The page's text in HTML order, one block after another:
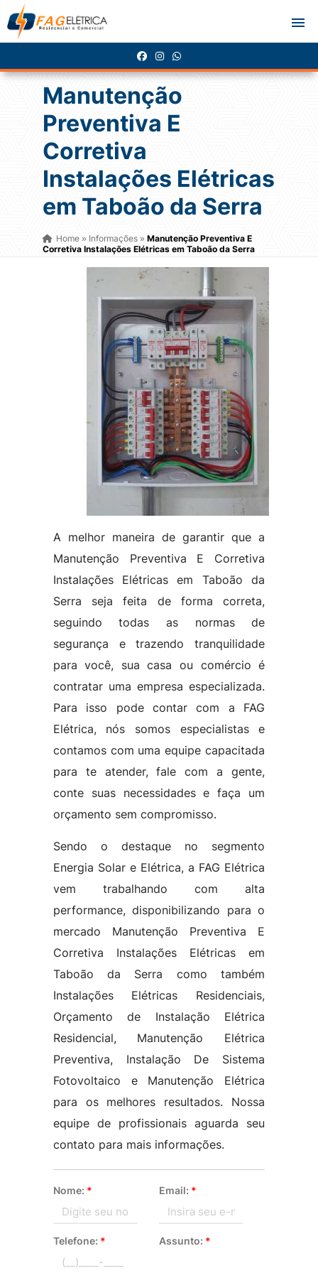
Manutenção
Preventiva E
Corretiva
Instalações Elétricas
em Taboão da Serra
Home» Informações » Manutenção Preventiva E
Corretiva Instalações Elétricas em Taboão da Serra
A melhor maneira de garantir que a
Manutenção Preventiva E Corretiva
Instalações Elétricas em Taboão da
Serra seja feita de forma correta,
seguindo todas as normas de
segurança e trazendo tranquilidade
para você, sua casa ou comércio é
contratar uma empresa especializada.
Para isso pode contar com a FAG
Elétrica, nós somos especialistas e
contamos com uma equipe capacitada
para te atender, fale com a gente,
conte suas necessidades e faça um
orçamento sem compromisso.
Sendo o destaque no segmento
Energia Solar e Elétrica, a FAG Elétrica
vem trabalhando com alta
performance, disponibilizando para o
mercado Manutenção Preventiva E
Corretiva Instalações Elétricas em
Taboão da Serra como também
Instalações Elétricas Residenciais,
Orçamento de Instalação Elétrica
Residencial, Manutenção Elétrica
Preventiva, Instalação De Sistema
Fotovoltaico e Manutenção Elétrica
para os melhores resultados. Nossa
equipe de profissionais aguarda seu
contato para mais informações.
Nome: * Email: *
Telefone: * Assunto: *